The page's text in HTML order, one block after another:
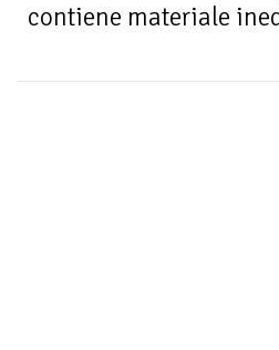
contiene materiale